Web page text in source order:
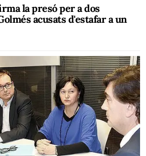
la presó per a dos
acusats d'estafar a un